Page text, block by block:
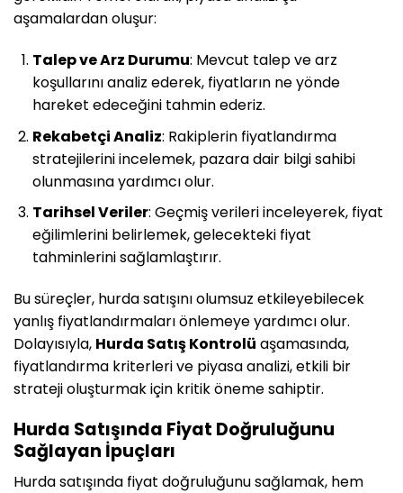
aşamalardan oluşur:
Talep ve Arz Durumu: Mevcut talep ve arz
koşullarını analiz ederek, fiyatların ne yönde
hareket edeceğini tahmin ederiz.
Rekabetçi Analiz: Rakiplerin fiyatlandırma
stratejilerini incelemek, pazara dair bilgi sahibi
olunmasına yardımcı olur.
Tarihsel Veriler: Geçmiş verileri inceleyerek, fiyat
eğilimlerini belirlemek, gelecekteki fiyat
tahminlerini sağlamlaştırır.
Bu süreçler, hurda satışını olumsuz etkileyebilecek
yanlış fiyatlandırmaları önlemeye yardımcı olur.
Dolayısıyla, Hurda Satış Kontrolü aşamasında,
fiyatlandırma kriterleri ve piyasa analizi, etkili bir
strateji oluşturmak için kritik öneme sahiptir.
Hurda Satışında Fiyat Doğruluğunu
Sağlayan İpuçları
Hurda satışında fiyat doğruluğunu sağlamak, hem